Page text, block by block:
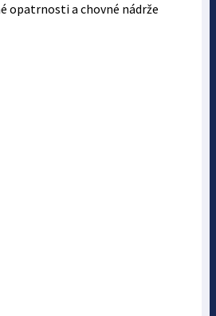
opatrnosti a chovné nádrže